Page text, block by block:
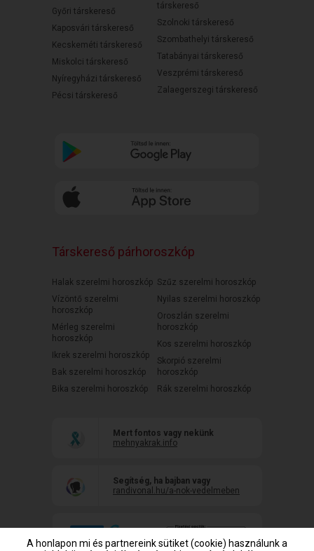
Győri társkereső
Kaposvári társkereső
Kecskeméti társkereső
Miskolci társkereső
Nyíregyházi társkereső
Pécsi társkereső
társkereső
Szolnoki társkereső
Szombathelyi társkereső
Tatabányai társkereső
Veszprémi társkereső
Zalaegerszegi társkereső
Társkereső párhoroszkóp
Halak szerelmi horoszkóp
Vízöntő szerelmi
horoszkóp
Mérleg szerelmi
horoszkóp
Ikrek szerelmi horoszkóp
Bak szerelmi horoszkóp
Bika szerelmi horoszkóp
Szűz szerelmi horoszkóp
Nyilas szerelmi horoszkóp
Oroszlán szerelmi
horoszkóp
Kos szerelmi horoszkóp
Skorpió szerelmi
horoszkóp
Rák szerelmi horoszkóp
Mert fontos vagy nekünk
mehnyakrak.info
Segítség, ha bajban vagy
randivonal.hu/a-nok-vedelmeben
A honlapon mi és partnereink sütiket (cookie) használunk a